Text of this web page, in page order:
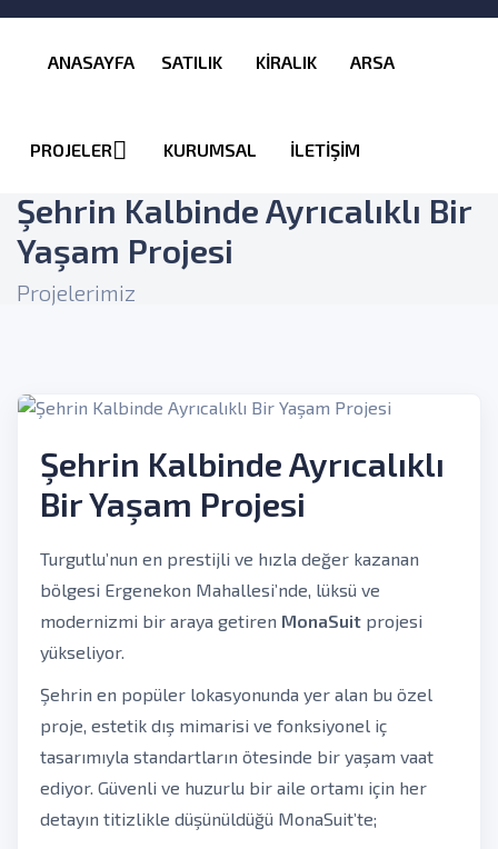
ANASAYFA SATILIK KİRALIK ARSA
PROJELER KURUMSAL İLETİŞİM
Şehrin Kalbinde Ayrıcalıklı Bir
Yaşam Projesi
Projelerimiz
Şehrin Kalbinde Ayrıcalıklı
Bir Yaşam Projesi
Turgutlu’nun en prestijli ve hızla değer kazanan
bölgesi Ergenekon Mahallesi’nde, lüksü ve
modernizmi bir araya getiren MonaSuit projesi
yükseliyor.
Şehrin en popüler lokasyonunda yer alan bu özel
proje, estetik dış mimarisi ve fonksiyonel iç
tasarımıyla standartların ötesinde bir yaşam vaat
ediyor. Güvenli ve huzurlu bir aile ortamı için her
detayın titizlikle düşünüldüğü MonaSuit’te;